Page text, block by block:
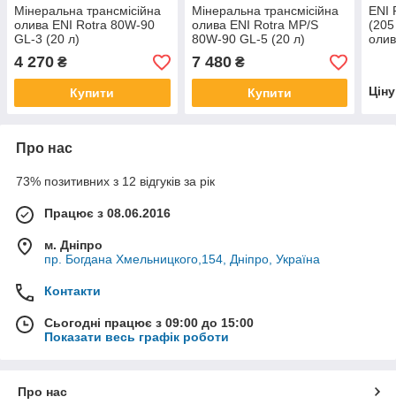
Мінеральна трансмісійна
олива ENI Rotra 80W-90
GL-3 (20 л)
4 270 ₴
Купити
Мінеральна трансмісійна
олива ENI Rotra MP/S
80W-90 GL-5 (20 л)
7 480₴
Купити
ENI
(205
Про нас
73% позитивних з 12 відгуків за рік
Працює з 08.06.2016
м. Дніпро
пр. Богдана Хмельницкого,154, Дніпро, Україна
Контакти
Сьогодні працює з 09:00 до 15:00
Показати весь графік роботи
Про нас